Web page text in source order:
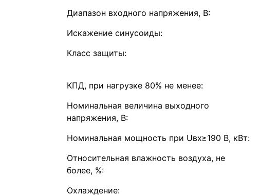
Диапазон входного напряжения, В:
Искажение синусоиды:
Класс защиты:
КПД, при нагрузке 80% не менее:
Номинальная величина выходного
напряжения, В:
Номинальная мощность при Uвх≥190 В, кВт:
Относительная влажность воздуха, не
более, %:
Охлаждение: